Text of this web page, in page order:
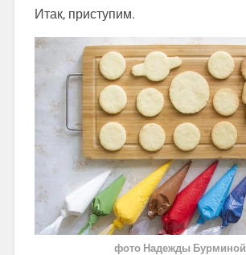
Итак, приступим.
фото Надежды Бурминой